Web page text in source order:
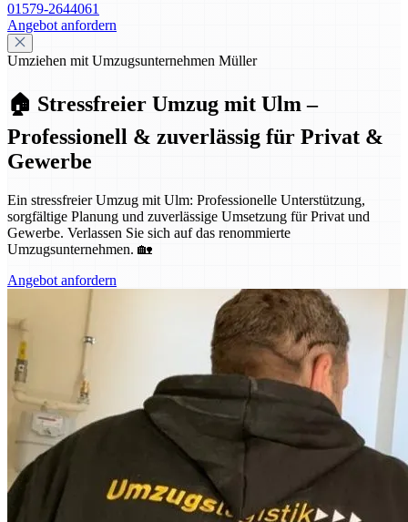
01579-2644061
Angebot anfordern
Umziehen mit Umzugsunternehmen Müller
🏠 Stressfreier Umzug mit Ulm –
Professionell & zuverlässig für Privat &
Gewerbe
Ein stressfreier Umzug mit Ulm: Professionelle Unterstützung,
sorgfältige Planung und zuverlässige Umsetzung für Privat und
Gewerbe. Verlassen Sie sich auf das renommierte
Umzugsunternehmen. 🏡
Angebot anfordern